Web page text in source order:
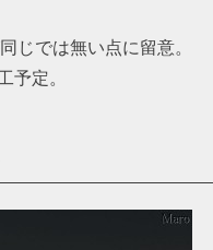
じでは無い点に留意。
予定。